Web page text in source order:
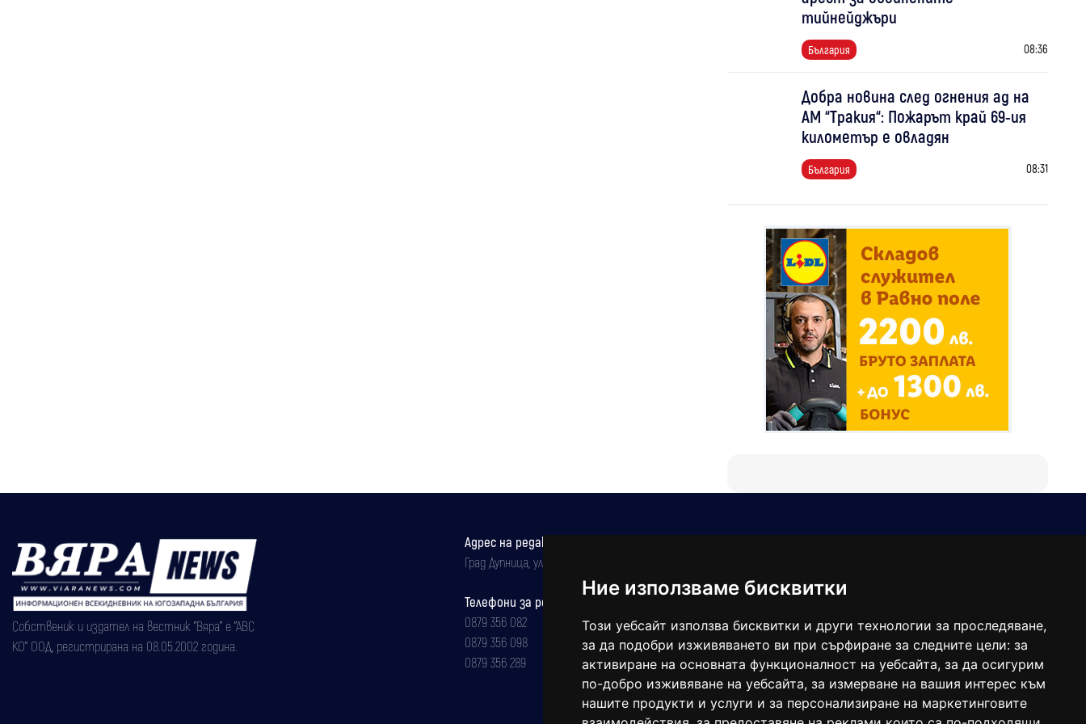
Ние използваме бисквитки
Този уебсайт използва бисквитки и други технологии за проследяване,
за да подобри изживяването ви при сърфиране за следните цели: за
активиране на основната функционалност на уебсайта, за да осигурим
по-добро изживяване на уебсайта, за измерване на вашия интерес към
нашите продукти и услуги и за персонализиране на маркетинговите
тийнейджъри
България 08:36
Добра новина след огнения ад на
АМ “Тракия“: Пожарът край 69-ия
километър е овладян
България 08:31
Собственик и издател на вестник "Вяра" е "АВС
КО" ООД, регистрирана на 08.05.2002 година.
Адрес на редакцията
Град Дупница, ул.''Христо Ботев" 43
Телефони за реклама и абонаменти
0879 356 082
0879 356 098
0879 356 289
balgarkanews@gmail.com